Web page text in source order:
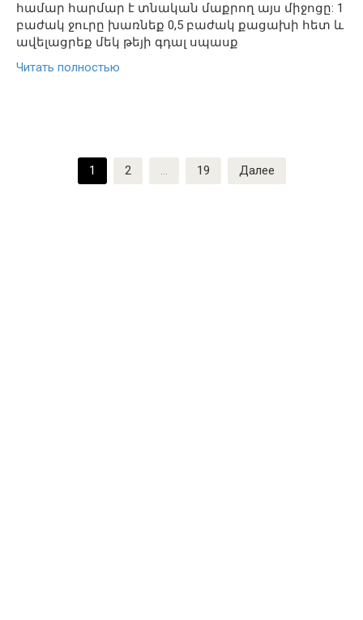
համար հարմար է տնական մաքրող այս միջոցը: 1
բաժակ ջուրը խառնեք 0,5 բաժակ քացախի հետ և
ավելացրեք մեկ թեյի գդալ սպասք
Читать полностью
1 2 … 19 Далее